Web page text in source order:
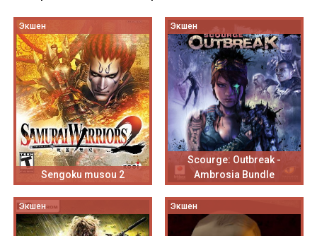
Экшен
Sengoku musou 2
Экшен
Scourge: Outbreak -
Ambrosia Bundle
Экшен Экшен